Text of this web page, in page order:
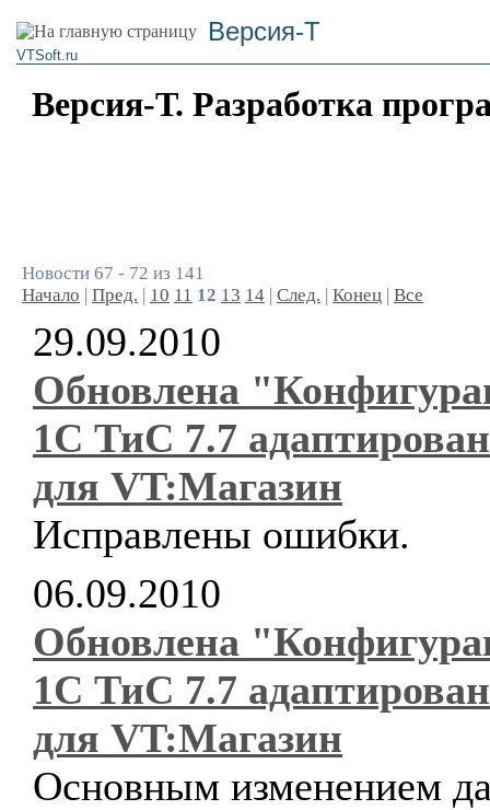
Версия-Т
VTSoft.ru
Версия-Т. Разработка
Новости 67 - 72 из 141
Начало | Пред. | 10 11 12 13 14 | След. | Конец | Все
29.09.2010
Обновлена
1С ТиС 7.7
для VT:Магазин
Исправлены ошибки.
06.09.2010
Обновлена
1С ТиС 7.7
для VT:Магазин
Основным изменением